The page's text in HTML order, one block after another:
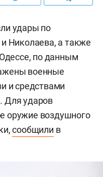
удары по
Николаева, а также
по данным
военные
и средствами
Для ударов
оружие воздушного
сообщили в